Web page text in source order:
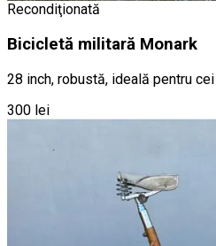
Recondiţionată
Bicicletă militară Monark
28 inch, robustă, ideală pentru
300 lei